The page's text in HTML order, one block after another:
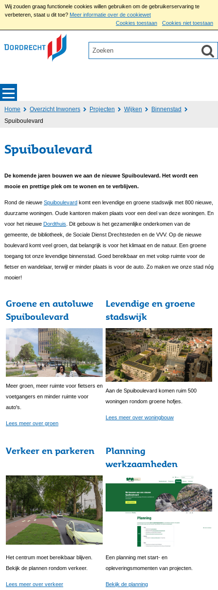
Wij zouden graag functionele cookies willen gebruiken om de gebruikerservaring te
verbeteren, staat u dit toe? Meer informatie over de cookiewet
Cookies toestaan
Cookies niet toestaan
Home Overzicht Inwoners Projecten Wijken
Binnenstad
Spuiboulevard
Spuiboulevard
De komende jaren bouwen we aan de nieuwe Spuiboulevard. Het wordt een
mooie en prettige plek om te wonen en te verblijven.
Rond de nieuwe Spuiboulevard komt een levendige en groene stadswijk met 800 nieuwe,
duurzame woningen. Oude kantoren maken plaats voor een deel van deze woningen. En
voor het nieuwe Dordthuis . Dit gebouw is het gezamenlijke onderkomen van de
gemeente, de bibliotheek, de Sociale Dienst Drechtsteden en de VVV. Op de nieuwe
boulevard komt veel groen, dat belangrijk is voor het klimaat en de natuur. Een groene
toegang tot onze levendige binnenstad. Goed bereikbaar en met volop ruimte voor de
fietser en wandelaar, terwijl er minder plaats is voor de auto. Zo maken we onze stad nóg
mooier!
Groene en autoluwe
Spuiboulevard
Levendige en groene
stadswijk
Meer groen, meer ruimte voor fietsers en
voetgangers en minder ruimte voor
auto's.
Lees meer over groen
Aan de Spuiboulevard komen ruim 500
woningen rondom groene hofjes.
Lees meer over woningbouw
Verkeer en parkeren
Planning
werkzaamheden
Het centrum moet bereikbaar blijven.
Bekijk de plannen rondom verkeer.
Lees meer over verkeer
Een planning met start- en
opleveringsmomenten van projecten.
Bekijk de planning